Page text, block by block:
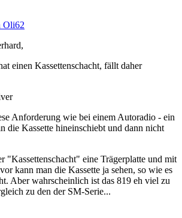
Oli62
einen Kassettenschacht, fällt daher
Anforderung wie bei einem Autoradio - ein
die Kassette hineinschiebt und dann nicht
"Kassettenschacht" eine Trägerplatte und mit
kann man die Kassette ja sehen, so wie es
Aber wahrscheinlich ist das 819 eh viel zu
zu den der SM-Serie...